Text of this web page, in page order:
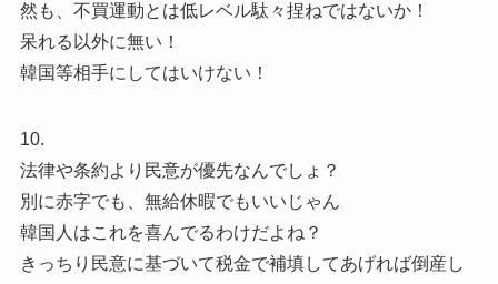
然も、不買運動とは低レベル駄々捏ねではないか！
呆れる以外に無い！
韓国等相手にしてはいけない！
10.
法律や条約より民意が優先なんでしょ？
別に赤字でも、無給休暇でもいいじゃん
韓国人はこれを喜んでるわけだよね？
きっちり民意に基づいて税金で補填してあげれば倒産し